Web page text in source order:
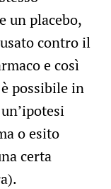
unplacebo,
contro il
e così
possibile in
o esito
certa